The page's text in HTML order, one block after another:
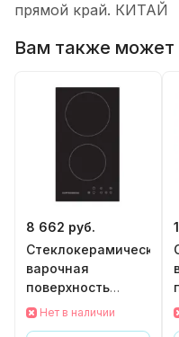
прямой край. КИТАЙ
Вам также может
8 662 руб.
Стеклокерамическая
варочная
поверхность
Kuppersberg ECO
Нет в наличии